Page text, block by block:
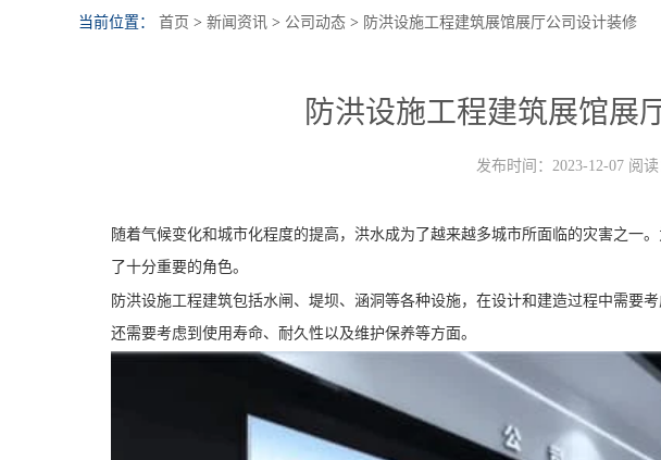
当前位置： 首页 > 新闻资讯 > 公司动态 > 防洪设施工程建筑展馆展厅公司设计装修
防洪设施工程建筑展馆展
发布时间：2023-12-07 阅读
随着气候变化和城市化程度的提高，洪水成为了越来越多城市所面临的灾害之一
了十分重要的角色。
防洪设施工程建筑包括水闸、堤坝、涵洞等各种设施，在设计和建造过程中需要
还需要考虑到使用寿命、耐久性以及维护保养等方面。